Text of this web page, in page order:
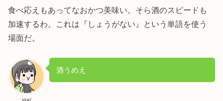
食べ応えもあってなおかつ美味い。そら酒のスピードも
加速するわ。これは『しょうがない』という単語を使う
場面だ。
酒うめえ